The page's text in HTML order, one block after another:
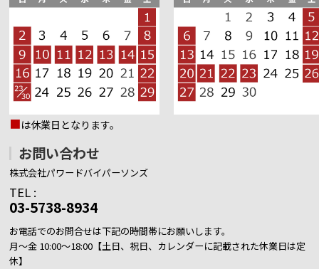
■は休業日となります。
お問い合わせ
株式会社パワードバイパーソンズ
TEL :
03-5738-8934
お電話でのお問合せは下記の時間帯にお願いします。
月～金 10:00～18:00【土日、祝日、カレンダーに記載された休業日は定
休】